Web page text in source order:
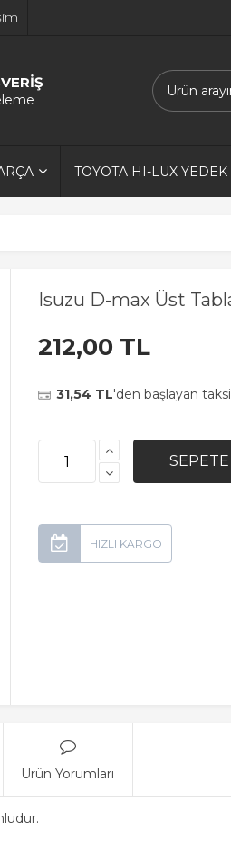
TOYOTA HI-LUX YEDEK
Isuzu D-max Üst
212,00 TL
31,54 TL'den başlayan
Ürün Yorumları